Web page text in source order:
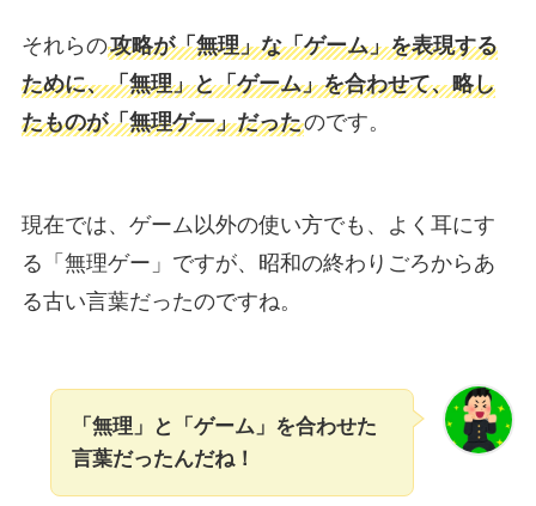
それらの攻略が「無理」な「ゲーム」を表現する
ために、「無理」と「ゲーム」を合わせて、略し
たものが「無理ゲー」だったのです。
現在では、ゲーム以外の使い方でも、よく耳にす
る「無理ゲー」ですが、昭和の終わりごろからあ
る古い言葉だったのですね。
「無理」と「ゲーム」を合わせた
言葉だったんだね！